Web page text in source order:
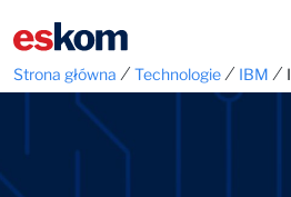
Strona główna ⁄Technologie⁄ IBM ⁄